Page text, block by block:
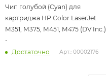
Чип голубой (Cyan) для
картриджа HP Color LaserJet
M351, M375, M451, M475 (DV Inc.)
-
Достаточно
Арт.: 00002176